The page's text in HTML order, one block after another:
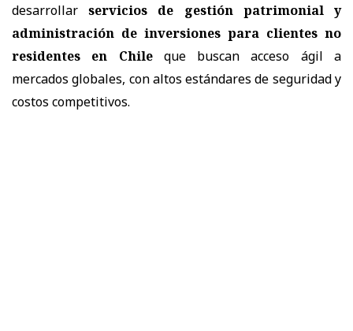
desarrollarservicios de gestión patrimonial y
administración de inversiones para clientes no
residentes en Chileque buscan acceso ágil a
mercados globales, con altos estándares de seguridad y
costos competitivos.